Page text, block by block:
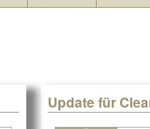
Update für